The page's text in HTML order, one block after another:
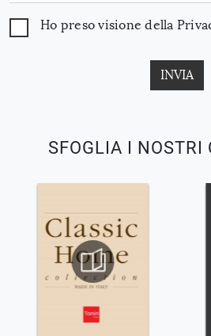
SFOGLIA I NOSTRI
Ho preso visione della
INVIA